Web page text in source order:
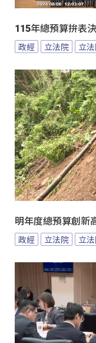
115年總預算拚表
政經 立法院 立
明年度總預算創新
政經 立法院 立